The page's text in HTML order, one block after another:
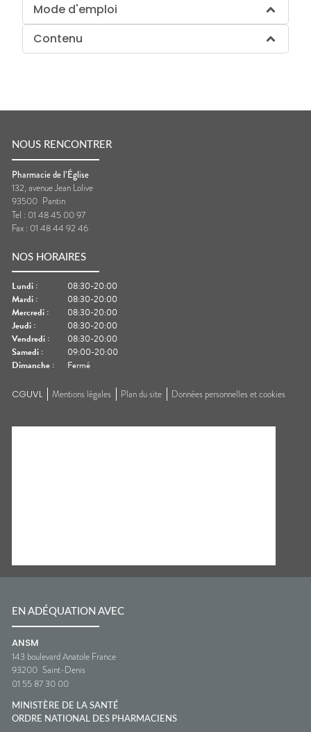
Mode d'emploi
Contenu
NOUS RENCONTRER
Pharmacie de l’Église
132, avenue Jean Lolive
93500 Pantin
Tel : 01 48 45 00 97
Fax : 01 48 44 92 46
NOS HORAIRES
Lundi :
08:30-20:00
Mardi :
08:30-20:00
Mercredi :
08:30-20:00
Jeudi :
08:30-20:00
Vendredi :
08:30-20:00
Samedi :
09:00-20:00
Dimanche : Fermé
CGUVL Mentions légales Plan du site Données personnelles et cookies
EN ADÉQUATION AVEC
ANSM
143 boulevard Anatole France
93200 Saint-Denis
01 55 87 30 00
MINISTÈRE DE LA SANTÉ
ORDRE NATIONAL DES PHARMACIENS